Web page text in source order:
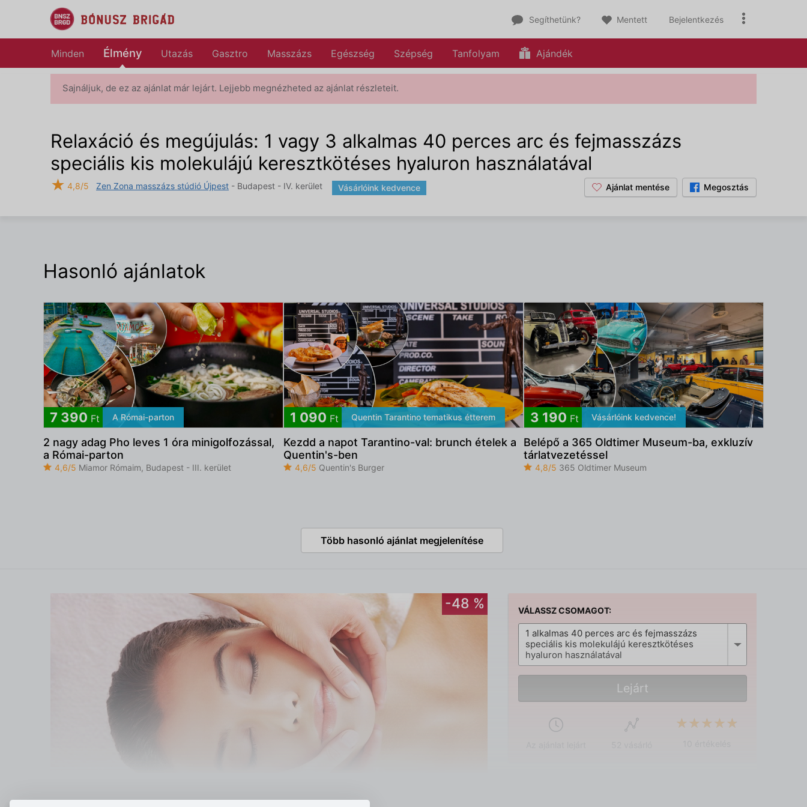
Segíthetünk? Mentett Bejelentkezés
Minden Élmény Utazás Gasztro Masszázs Egészség Szépség Tanfolyam Ajándék
Sajnáljuk, de ez az ajánlat már lejárt. Lejjebb megnézheted az ajánlat részleteit.
Relaxáció és megújulás: 1 vagy 3 alkalmas 40 perces arc és fejmasszázs
speciális kis molekulájú keresztkötéses hyaluron használatával
Megosztás
Ajánlat mentése
★ 4,8/5 Zen Zona masszázs stúdió Újpest - Budapest - IV. kerület Vásárlóink kedvence
Hasonló ajánlatok
7 390 Ft A Római-parton
2 nagy adag Pho leves 1 óra minigolfozással,
a Római-parton
4,6/5 Miamor Rómaim, Budapest - III. kerület
1 090 Ft Quentin Tarantino tematikus étterem
Kezdd a napot Tarantino-val: brunch ételek a
Quentin's-ben
4,6/5 Quentin's Burger
3 190 Ft Vásárlóink kedvence!
Belépő a 365 Oldtimer Museum-ba, exkluzív
tárlatvezetéssel
4,8/5 365 Oldtimer Museum
Több hasonló ajánlat megjelenítése
-48 % VÁLASSZ CSOMAGOT:
1 alkalmas 40 perces arc és fejmasszázs
speciális kis molekulájú keresztkötéses
hyaluron használatával
Lejárt
★★★★★
★★★★★